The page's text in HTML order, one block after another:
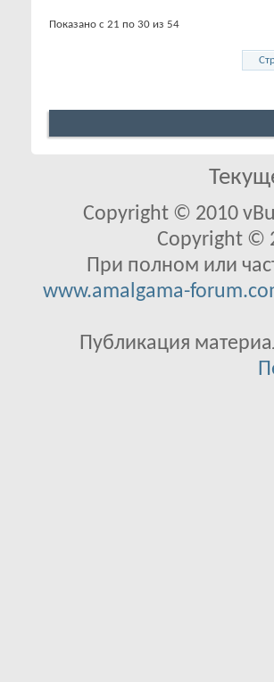
Показано с 21 по 30 из 54
Copyright © 2010
Copyright ©
При полном или
www.amalgama-
Публикация